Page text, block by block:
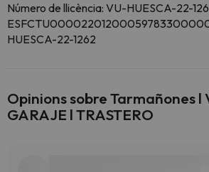
Número de llicència: VU-HUESCA-22-
HUESCA-22-1262
Opinions sobre Tarmañones l
GARAJE l TRASTERO